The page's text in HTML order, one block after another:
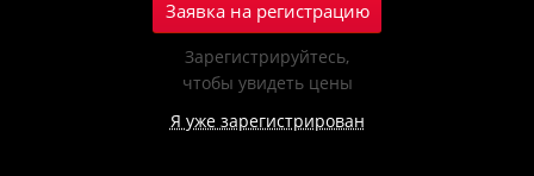
Заявка на регистрацию
Зарегистрируйтесь,
чтобы увидеть цены
Я уже зарегистрирован